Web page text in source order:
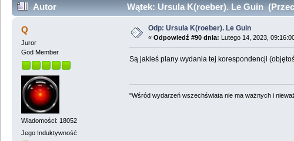
Autor Wątek: Ursula K(roeber). Le Guin
Q
Juror
God Member
Wiadomości: 18052
Jego Induktywność
Odp: Ursula K(roeber). Le Guin
« Odpowiedź #90 dnia: Lutego 14, 2023,
Są jakieś plany wydania tej korespondencji
"Wśród wydarzeń wszechświata nie ma ważnych i